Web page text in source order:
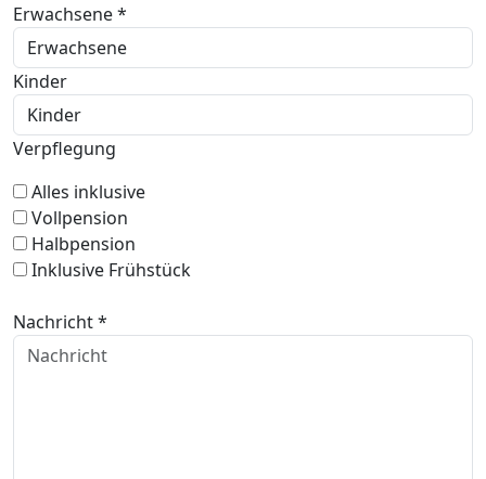
Erwachsene *
Kinder
Verpflegung
Alles inklusive
Vollpension
Halbpension
Inklusive Frühstück
Nachricht *